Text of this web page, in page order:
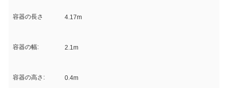
容器の長さ 4.17m
容器の幅: 2.1m
容器の高さ: 0.4m